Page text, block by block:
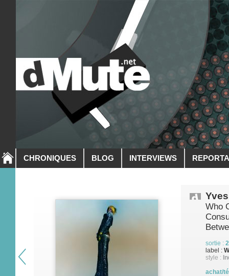
CHRONIQUES BLOG INTERVIEWS
Who
sortie :
label :
style :
achat/